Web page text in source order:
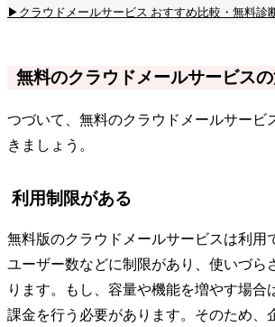
▶クラウドメールサービス おすすめ比較・無料診
無料のクラウドメールサービス
つづいて、無料のクラウドメールサービ
きましょう。
利用制限がある
無料版のクラウドメールサービスは利用
ユーザー数などに制限があり、使いづら
ります。もし、容量や機能を増やす場合
課金を行う必要があります。そのため、